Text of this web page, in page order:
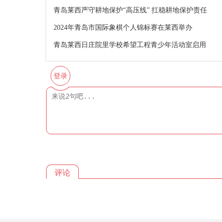
青岛莱西严守耕地保护“高压线” 扛稳耕地保护责任
2024年青岛市国际象棋个人锦标赛在莱西举办
青岛莱西日庄院里学校希望工程青少年活动室启用
登录
评论